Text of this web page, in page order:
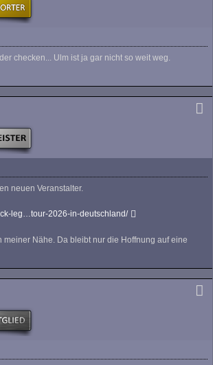
checken... Ulm ist ja gar nicht so weit weg.
neuen Veranstalter.
leg…tour-2026-in-deutschland/
meiner Nähe. Da bleibt nur die Hoffnung auf eine